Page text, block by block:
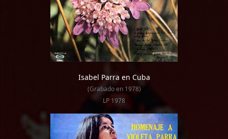
Isabel Parra en Cuba
(Grabado en 1978)
LP 1978